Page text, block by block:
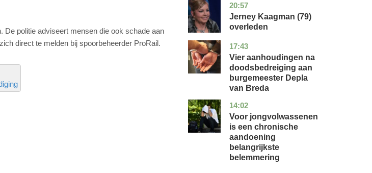
De politie adviseert mensen die ook schade aan
direct te melden bij spoorbeheerder ProRail.
20:57
noord-
glossy
Jerney Kaagman (79)
overleden
17:43
noord-
brabant
nieuws
Vier aanhoudingen na
doodsbedreiging aan
burgemeester Depla
van Breda
14:02
utrecht
gezondheid
Voor jongvolwassenen
is een chronische
aandoening
belangrijkste
belemmering